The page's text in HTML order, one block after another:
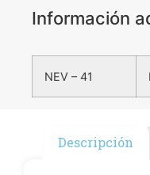
Información
NEV – 41
Descripción